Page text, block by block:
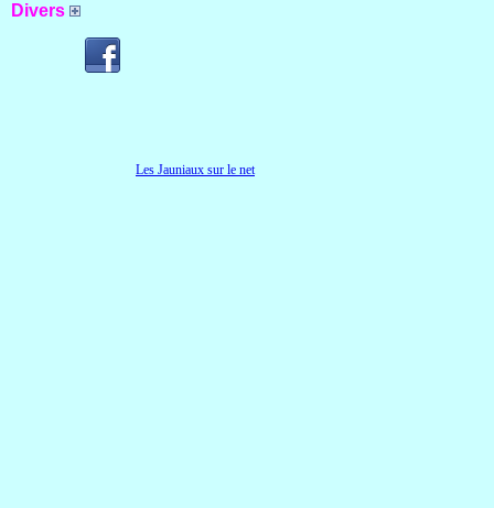
Divers
Les Jauniaux sur le net